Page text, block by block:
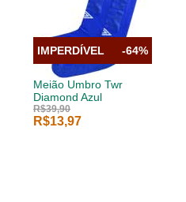
Meião Umbro Twr
Diamond Azul
R$39,90
R$13,97
IMPERDÍVEL -64%